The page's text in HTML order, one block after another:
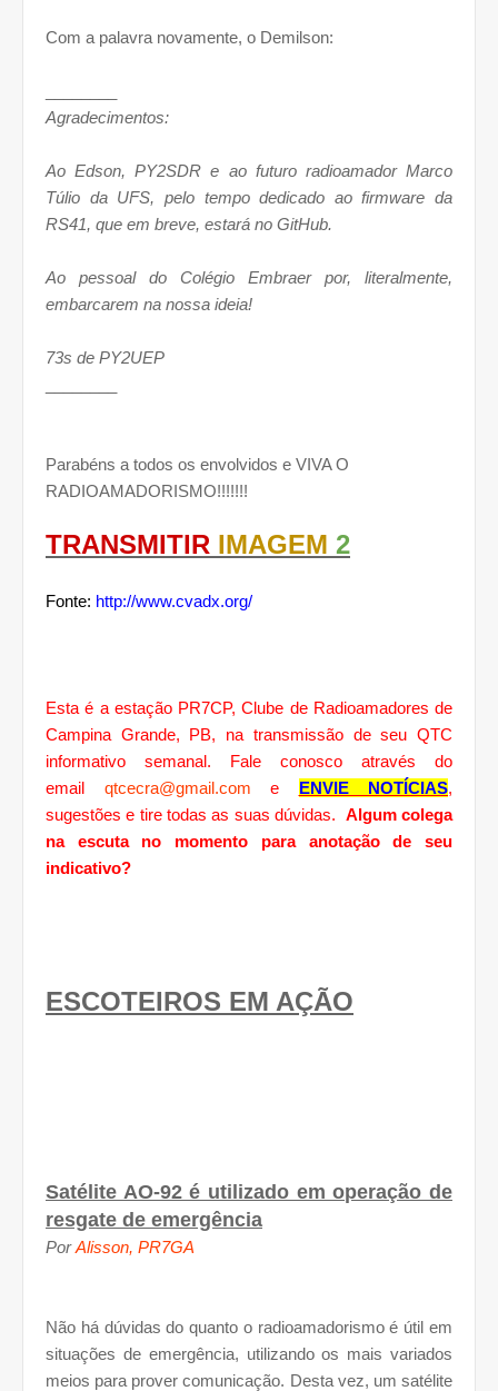
Com a palavra novamente, o Demilson:
Agradecimentos:
Ao Edson, PY2SDR e ao futuro radioamador Marco
Túlio da UFS, pelo tempo dedicado ao firmware da
RS41, que em breve, estará no GitHub.
Ao pessoal do Colégio Embraer por, literalmente,
embarcarem na nossa ideia!
73s de PY2UEP
Parabéns a todos os envolvidos e VIVA O
RADIOAMADORISMO!!!!!!!
TRANSMITIR IMAGEM 2
Fonte: http://www.cvadx.org/
Esta é a estação PR7CP, Clube de Radioamadores de
Campina Grande, PB, na transmissão de seu QTC
informativo semanal. Fale conosco através do
email qtcecra@gmail.com e ENVIE NOTÍCIAS,
sugestões e tire todas as suas dúvidas. Algum colega
na escuta no momento para anotação de seu
indicativo?
ESCOTEIROS EM AÇÃO
Satélite AO-92 é utilizado em operação de
resgate de emergência
PorAlisson, PR7GA
Não há dúvidas do quanto o radioamadorismo é útil em
situações de emergência, utilizando os mais variados
meios para prover comunicação. Desta vez, um satélite